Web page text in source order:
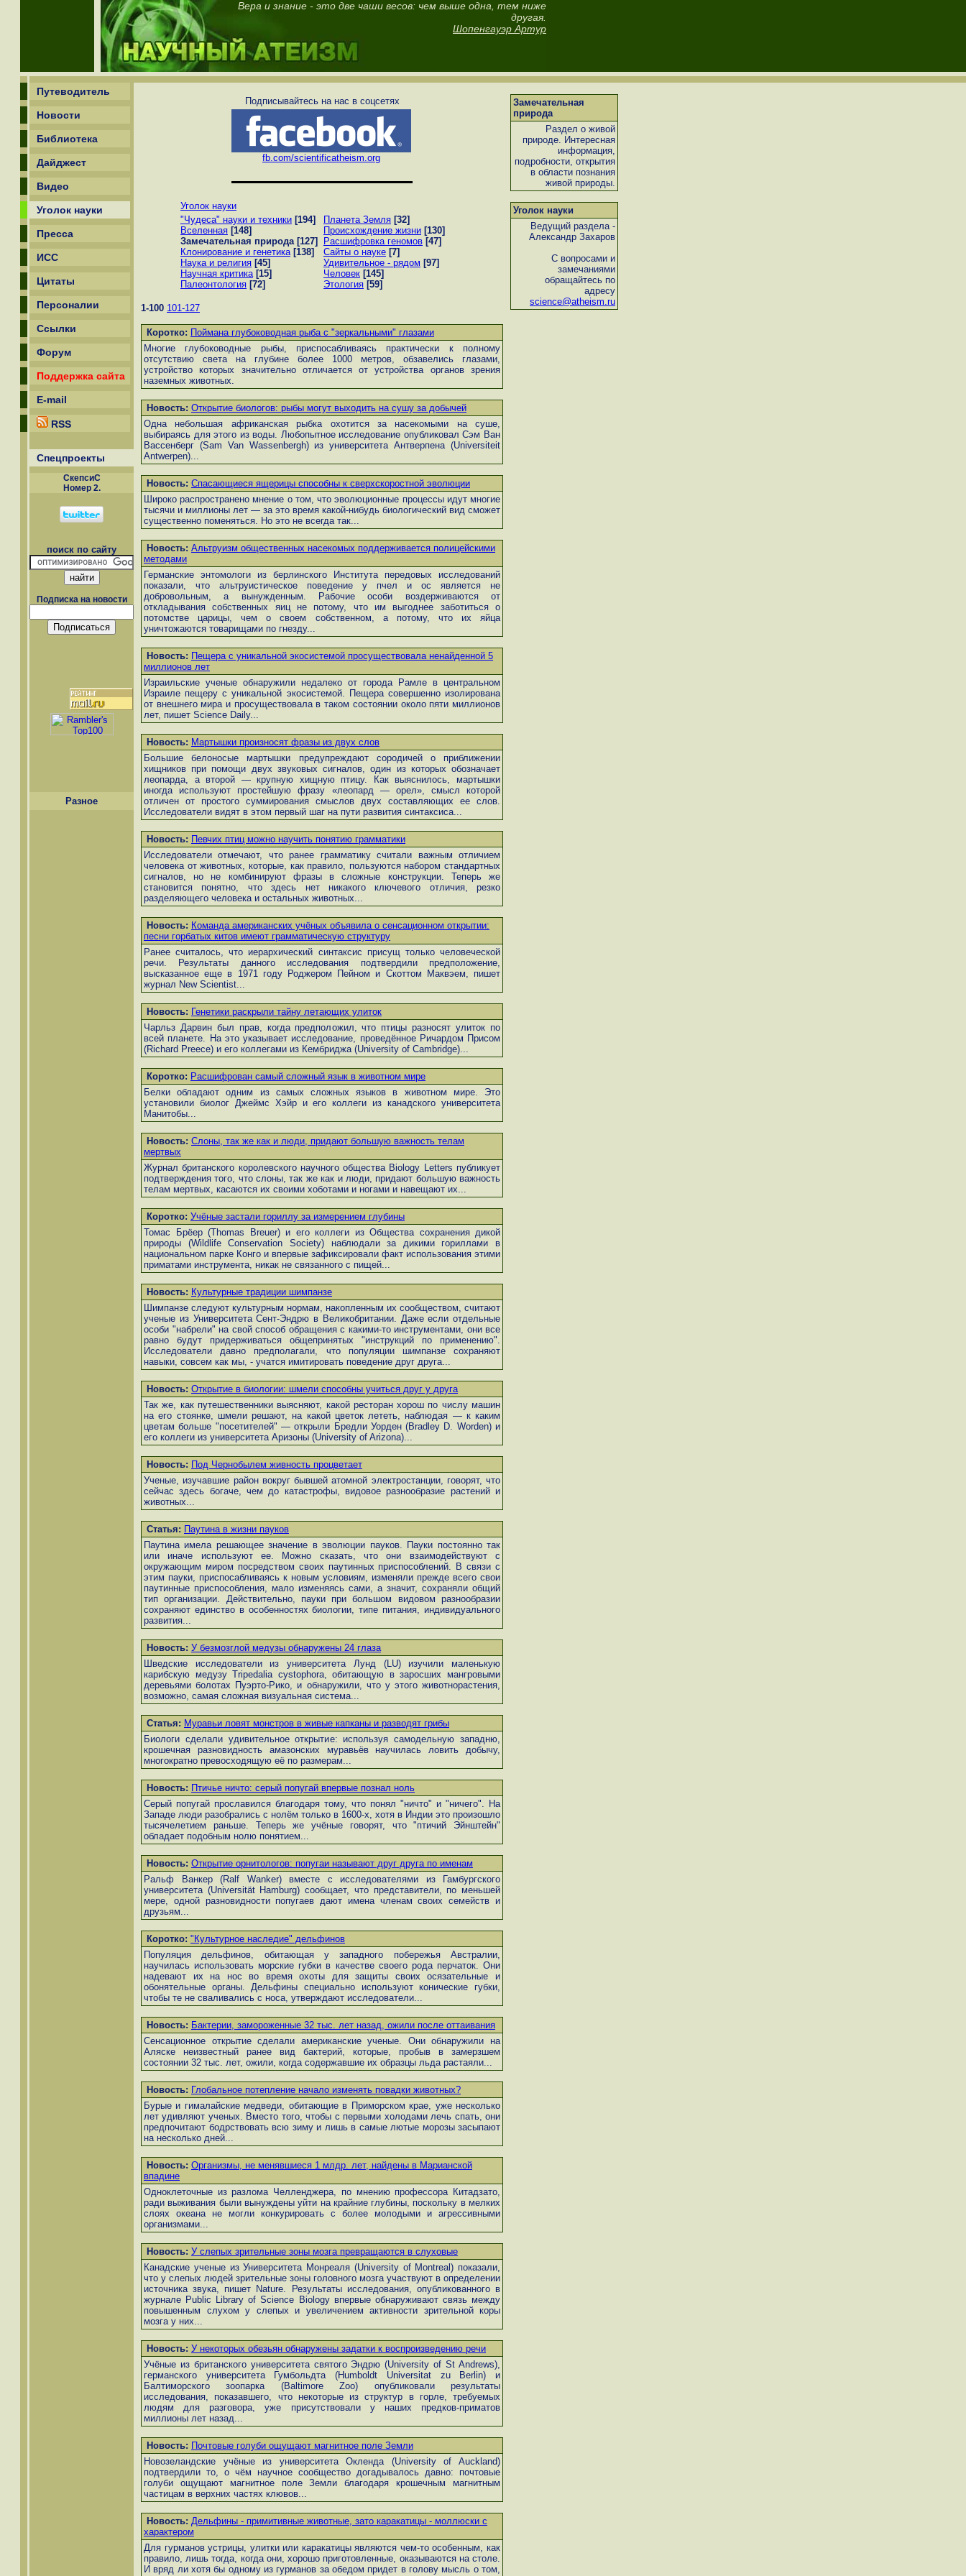
Вера и знание - это две чаши весов: чем выше одна, тем ниже
другая.
Шопенгауэр Артур
Путеводитель
Новости
Библиотека
Дайджест
Видео
Уголок науки
Пресса
ИСС
Цитаты
Персоналии
Ссылки
Форум
Поддержка сайта
E-mail
RSS
Спецпроекты
СкепсиС
Номер 2.
поиск по сайту
Подписка на новости
Разное
Подписывайтесь на нас в соцсетях
fb.com/scientificatheism.org
Уголок науки
"Чудеса" науки и техники [194]
Вселенная [148]
Замечательная природа [127]
Клонирование и генетика [138]
Наука и религия [45]
Научная критика [15]
Палеонтология [72]
Планета Земля [32]
Происхождение жизни [130]
Расшифровка геномов [47]
Сайты о науке [7]
Удивительное - рядом [97]
Человек [145]
Этология [59]
1-100 101-127
Коротко: Поймана глубоководная рыба с "зеркальными" глазами
Многие глубоководные рыбы, приспосабливаясь практически к полному
отсутствию света на глубине более 1000 метров, обзавелись глазами,
устройство которых значительно отличается от устройства органов зрения
наземных животных.
Новость: Открытие биологов: рыбы могут выходить на сушу за добычей
Одна небольшая африканская рыбка охотится за насекомыми на суше,
выбираясь для этого из воды. Любопытное исследование опубликовал Сэм Ван
Вассенберг (Sam Van Wassenbergh) из университета Антверпена (Universiteit
Antwerpen)...
Новость: Спасающиеся ящерицы способны к сверхскоростной эволюции
Широко распространено мнение о том, что эволюционные процессы идут многие
тысячи и миллионы лет — за это время какой-нибудь биологический вид сможет
существенно поменяться. Но это не всегда так...
Новость: Альтруизм общественных насекомых поддерживается полицейскими
методами
Германские энтомологи из берлинского Института передовых исследований
показали, что альтруистическое поведение у пчел и ос является не
добровольным, а вынужденным. Рабочие особи воздерживаются от
откладывания собственных яиц не потому, что им выгоднее заботиться о
потомстве царицы, чем о своем собственном, а потому, что их яйца
уничтожаются товарищами по гнезду...
Новость: Пещера с уникальной экосистемой просуществовала ненайденной 5
миллионов лет
Израильские ученые обнаружили недалеко от города Рамле в центральном
Израиле пещеру с уникальной экосистемой. Пещера совершенно изолирована
от внешнего мира и просуществовала в таком состоянии около пяти миллионов
лет, пишет Science Daily...
Новость: Мартышки произносят фразы из двух слов
Большие белоносые мартышки предупреждают сородичей о приближении
хищников при помощи двух звуковых сигналов, один из которых обозначает
леопарда, а второй — крупную хищную птицу. Как выяснилось, мартышки
иногда используют простейшую фразу «леопард — орел», смысл которой
отличен от простого суммирования смыслов двух составляющих ее слов.
Исследователи видят в этом первый шаг на пути развития синтаксиса...
Новость: Певчих птиц можно научить понятию грамматики
Исследователи отмечают, что ранее грамматику считали важным отличием
человека от животных, которые, как правило, пользуются набором стандартных
сигналов, но не комбинируют фразы в сложные конструкции. Теперь же
становится понятно, что здесь нет никакого ключевого отличия, резко
разделяющего человека и остальных животных...
Новость: Команда американских учёных объявила о сенсационном открытии:
песни горбатых китов имеют грамматическую структуру
Ранее считалось, что иерархический синтаксис присущ только человеческой
речи. Результаты данного исследования подтвердили предположение,
высказанное еще в 1971 году Роджером Пейном и Скоттом Маквэем, пишет
журнал New Scientist...
Новость: Генетики раскрыли тайну летающих улиток
Чарльз Дарвин был прав, когда предположил, что птицы разносят улиток по
всей планете. На это указывает исследование, проведённое Ричардом Присом
(Richard Preece) и его коллегами из Кембриджа (University of Cambridge)...
Коротко: Расшифрован самый сложный язык в животном мире
Белки обладают одним из самых сложных языков в животном мире. Это
установили биолог Джеймс Хэйр и его коллеги из канадского университета
Манитобы...
Новость: Слоны, так же как и люди, придают большую важность телам
мертвых
Журнал британского королевского научного общества Biology Letters публикует
подтверждения того, что слоны, так же как и люди, придают большую важность
телам мертвых, касаются их своими хоботами и ногами и навещают их...
Коротко: Учёные застали гориллу за измерением глубины
Томас Брёер (Thomas Breuer) и его коллеги из Общества сохранения дикой
природы (Wildlife Conservation Society) наблюдали за дикими гориллами в
национальном парке Конго и впервые зафиксировали факт использования этими
приматами инструмента, никак не связанного с пищей...
Новость: Культурные традиции шимпанзе
Шимпанзе следуют культурным нормам, накопленным их сообществом, считают
ученые из Университета Сент-Эндрю в Великобритании. Даже если отдельные
особи "набрели" на свой способ обращения с какими-то инструментами, они все
равно будут придерживаться общепринятых "инструкций по применению".
Исследователи давно предполагали, что популяции шимпанзе сохраняют
навыки, совсем как мы, - учатся имитировать поведение друг друга...
Новость: Открытие в биологии: шмели способны учиться друг у друга
Так же, как путешественники выясняют, какой ресторан хорош по числу машин
на его стоянке, шмели решают, на какой цветок лететь, наблюдая — к каким
цветам больше "посетителей" — открыли Бредли Уорден (Bradley D. Worden) и
его коллеги из университета Аризоны (University of Arizona)...
Новость: Под Чернобылем живность процветает
Ученые, изучавшие район вокруг бывшей атомной электростанции, говорят, что
сейчас здесь богаче, чем до катастрофы, видовое разнообразие растений и
животных...
Статья: Паутина в жизни пауков
Паутина имела решающее значение в эволюции пауков. Пауки постоянно так
или иначе используют ее. Можно сказать, что они взаимодействуют с
окружающим миром посредством своих паутинных приспособлений. В связи с
этим пауки, приспосабливаясь к новым условиям, изменяли прежде всего свои
паутинные приспособления, мало изменяясь сами, а значит, сохраняли общий
тип организации. Действительно, пауки при большом видовом разнообразии
сохраняют единство в особенностях биологии, типе питания, индивидуального
развития...
Новость: У безмозглой медузы обнаружены 24 глаза
Шведские исследователи из университета Лунд (LU) изучили маленькую
карибскую медузу Tripedalia cystophora, обитающую в заросших мангровыми
деревьями болотах Пуэрто-Рико, и обнаружили, что у этого животнорастения,
возможно, самая сложная визуальная система...
Статья: Муравьи ловят монстров в живые капканы и разводят грибы
Биологи сделали удивительное открытие: используя самодельную западню,
крошечная разновидность амазонских муравьёв научилась ловить добычу,
многократно превосходящую её по размерам...
Новость: Птичье ничто: серый попугай впервые познал ноль
Серый попугай прославился благодаря тому, что понял "ничто" и "ничего". На
Западе люди разобрались с нолём только в 1600-х, хотя в Индии это произошло
тысячелетием раньше. Теперь же учёные говорят, что "птичий Эйнштейн"
обладает подобным нолю понятием...
Новость: Открытие орнитологов: попугаи называют друг друга по именам
Ральф Ванкер (Ralf Wanker) вместе с исследователями из Гамбургского
университета (Universität Hamburg) сообщает, что представители, по меньшей
мере, одной разновидности попугаев дают имена членам своих семейств и
друзьям...
Коротко: "Культурное наследие" дельфинов
Популяция дельфинов, обитающая у западного побережья Австралии,
научилась использовать морские губки в качестве своего рода перчаток. Они
надевают их на нос во время охоты для защиты своих осязательные и
обонятельные органы. Дельфины специально используют конические губки,
чтобы те не сваливались с носа, утверждают исследователи...
Новость: Бактерии, замороженные 32 тыс. лет назад, ожили после оттаивания
Сенсационное открытие сделали американские ученые. Они обнаружили на
Аляске неизвестный ранее вид бактерий, которые, пробыв в замерзшем
состоянии 32 тыс. лет, ожили, когда содержавшие их образцы льда растаяли...
Новость: Глобальное потепление начало изменять повадки животных?
Бурые и гималайские медведи, обитающие в Приморском крае, уже несколько
лет удивляют ученых. Вместо того, чтобы с первыми холодами лечь спать, они
предпочитают бодрствовать всю зиму и лишь в самые лютые морозы засыпают
на несколько дней...
Новость: Организмы, не менявшиеся 1 млдр. лет, найдены в Марианской
впадине
Одноклеточные из разлома Челленджера, по мнению профессора Китадзато,
ради выживания были вынуждены уйти на крайние глубины, поскольку в мелких
слоях океана не могли конкурировать с более молодыми и агрессивными
организмами...
Новость: У слепых зрительные зоны мозга превращаются в слуховые
Канадские ученые из Университета Монреаля (University of Montreal) показали,
что у слепых людей зрительные зоны головного мозга участвуют в определении
источника звука, пишет Nature. Результаты исследования, опубликованного в
журнале Public Library of Science Biology впервые обнаруживают связь между
повышенным слухом у слепых и увеличением активности зрительной коры
мозга у них...
Новость: У некоторых обезьян обнаружены задатки к воспроизведению речи
Учёные из британского университета святого Эндрю (University of St Andrews),
германского университета Гумбольдта (Humboldt Universitat zu Berlin) и
Балтиморского зоопарка (Baltimore Zoo) опубликовали результаты
исследования, показавшего, что некоторые из структур в горле, требуемых
людям для разговора, уже присутствовали у наших предков-приматов
миллионы лет назад...
Новость: Почтовые голуби ощущают магнитное поле Земли
Новозеландские учёные из университета Окленда (University of Auckland)
подтвердили то, о чём научное сообщество догадывалось давно: почтовые
голуби ощущают магнитное поле Земли благодаря крошечным магнитным
частицам в верхних частях клювов...
Новость: Дельфины - примитивные животные, зато каракатицы - моллюски с
характером
Для гурманов устрицы, улитки или каракатицы являются чем-то особенным, как
правило, лишь тогда, когда они, хорошо приготовленные, оказываются на столе.
И вряд ли хотя бы одному из гурманов за обедом придет в голову мысль о том,
Замечательная
природа
Раздел о живой
природе. Интересная
информация,
подробности, открытия
в области познания
живой природы.
Уголок науки
Ведущий раздела -
Александр Захаров
С вопросами и
замечаниями
обращайтесь по
адресу
science@atheism.ru